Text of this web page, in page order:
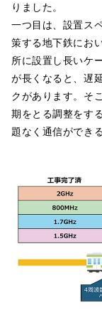
りました。
一つ目は、設置ス
策する地下鉄にお
所に設置し長いケ
が長くなると、遅
クがあります。そ
期をとる調整をす
題なく通信ができ